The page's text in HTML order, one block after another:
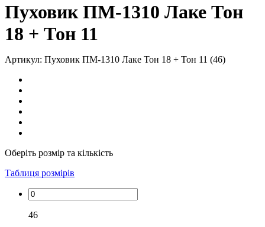
Пуховик ПМ-1310 Лаке Тон
18 + Тон 11
Артикул: Пуховик ПМ-1310 Лаке Тон 18 + Тон 11 (46)
Оберіть розмір та кількість
Таблиця розмірів
46